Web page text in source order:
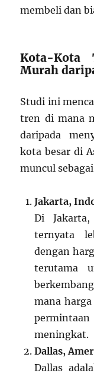
membeli dan
Kota-Kota
Murah
Studi ini
tren di mana
daripada
kota besar di
muncul
Jakarta,
Di
ternyata
dengan
terutama
mana
meningkat.
Dallas,
Dallas